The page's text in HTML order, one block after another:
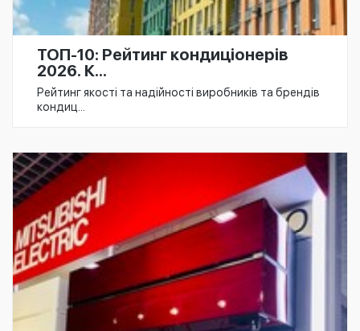
ТОП-10: Рейтинг кондиціонерів
2026. К...
Рейтинг якості та надійності виробників та брендів
кондиц...